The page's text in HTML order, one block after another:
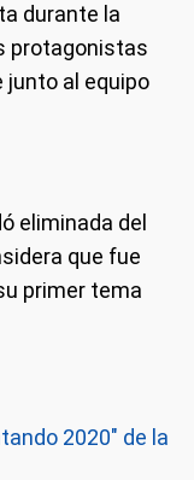
durante la
protagonistas
junto al equipo
eliminada del
que fue
primer tema
2020" de la